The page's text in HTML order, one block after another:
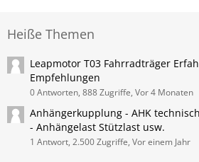
Heiße Themen
Leapmotor T03 Fahrradträger
Empfehlungen
0 Antworten, 888 Zugriffe, Vor 4 Monaten
Anhängerkupplung - AHK
- Anhängelast Stützlast usw.
1 Antwort, 2.500 Zugriffe, Vor einem Jahr